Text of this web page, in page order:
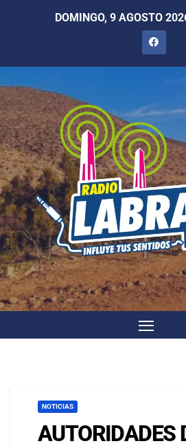
DOMINGO, 9 AGOSTO
NOTICIAS
AUTORIDADES